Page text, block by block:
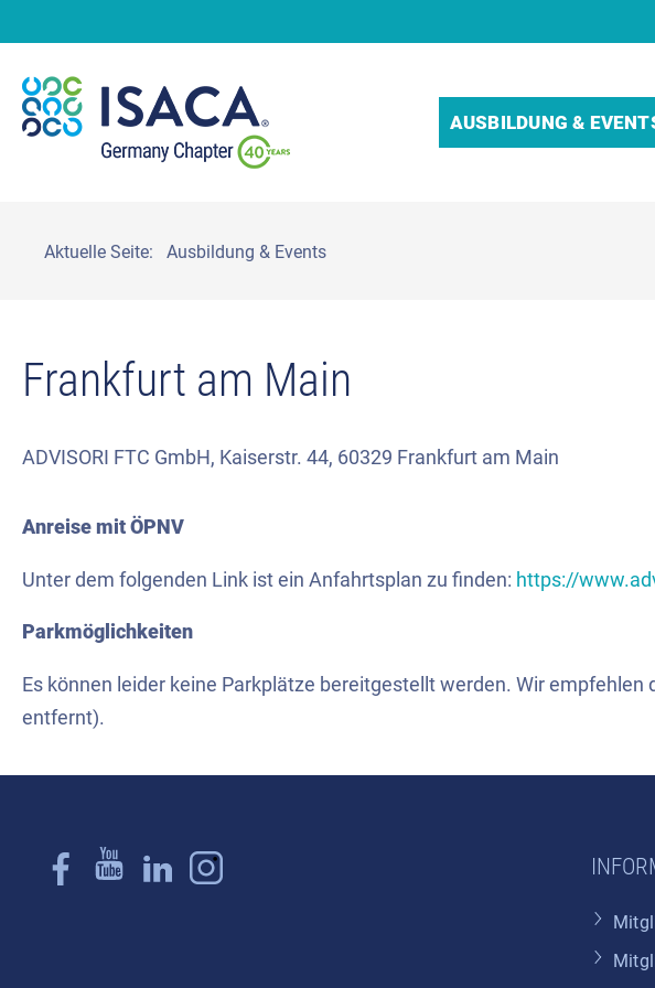
AUSBILDUNG &
Aktuelle Seite: Ausbildung & Events
Frankfurt am Main
ADVISORI FTC GmbH, Kaiserstr. 44, 60329 Frankfurt am Main
Anreise mit ÖPNV
Unter dem folgenden Link ist ein Anfahrtsplan zu finden: https://
Parkmöglichkeiten
Es können leider keine Parkplätze bereitgestellt werden. Wir
entfernt).